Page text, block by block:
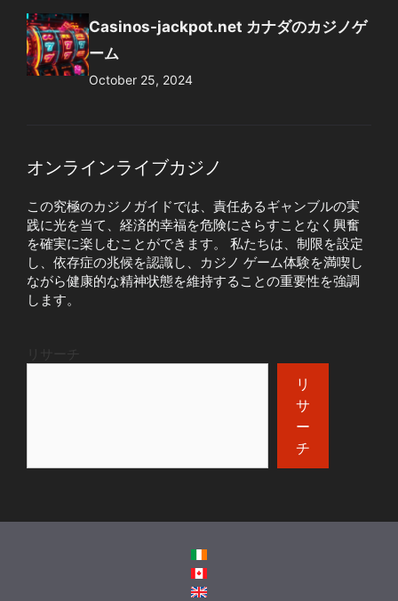
Casinos-jackpot.net カナダのカジノゲ
ーム
October 25, 2024
オンラインライブカジノ
この究極のカジノガイドでは、責任あるギャンブルの実
践に光を当て、経済的幸福を危険にさらすことなく興奮
を確実に楽しむことができます。 私たちは、制限を設定
し、依存症の兆候を認識し、カジノ ゲーム体験を満喫し
ながら健康的な精神状態を維持することの重要性を強調
します。
リサーチ
リ
サ
ー
チ